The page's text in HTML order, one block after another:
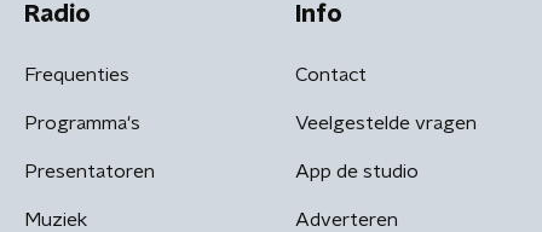
Radio
Frequenties
Programma's
Presentatoren
Muziek
Info
Contact
Veelgestelde vragen
App de studio
Adverteren